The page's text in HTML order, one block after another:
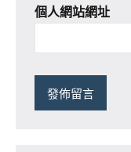
個人網站網址